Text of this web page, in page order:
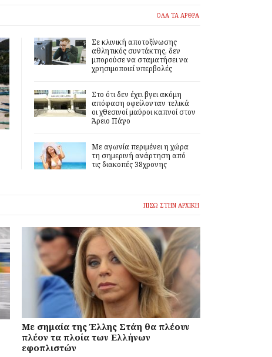
ΟΛΑ ΤΑ ΑΡΘΡΑ
Σε κλινική αποτοξίνωσης
αθλητικός συντάκτης, δεν
μπορούσε να σταματήσει να
χρησιμοποιεί υπερβολές
Στο ότι δεν έχει βγει ακόμη
απόφαση οφείλονταν τελικά
οι χθεσινοί μαύροι καπνοί στον
Άρειο Πάγο
Με αγωνία περιμένει η χώρα
τη σημερινή ανάρτηση από
τις διακοπές 38χρονης
ΠΙΣΩ ΣΤΗΝ ΑΡΧΙΚΗ
Με σημαία της Έλλης Στάη θα πλέουν
πλέον τα πλοία των Ελλήνων
εφοπλιστών